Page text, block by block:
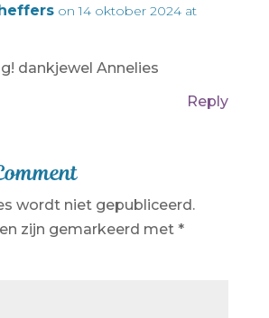
on 14 oktober 2024 at
dankjewel Annelies
Reply
wordt niet gepubliceerd.
zijn gemarkeerd met *